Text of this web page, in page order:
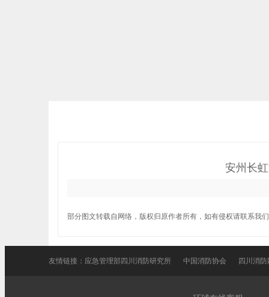
安州长
部分图文转载自网络，版权归原作者所有，如有侵权请联系我
友情链接： 应急管理部四川消防研究所 中国消防协会 四川消防